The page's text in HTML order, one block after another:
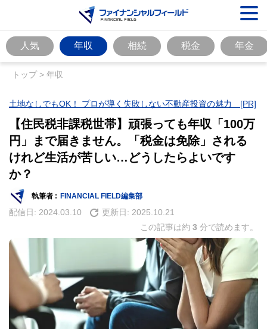
人気 年収 相続 税金 年金
トップ> 年収
土地なしでもOK！ プロが導く失敗しない不動産投資の魅力 [PR]
【住民税非課税世帯】頑張っても年収「100万
円」まで届きません。「税金は免除」される
けれど生活が苦しい…どうしたらよいです
か？
執筆者 : FINANCIAL FIELD編集部
配信日: 2024.03.10 更新日: 2025.10.21
この記事は約 3 分で読めます。